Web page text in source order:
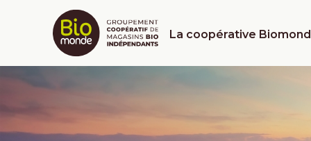
La coopérative